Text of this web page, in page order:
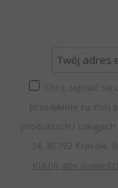
Chcę zapisać
przesyłanie na mój
produktach i
34, 30-392 Kraków.
Kliknij, aby